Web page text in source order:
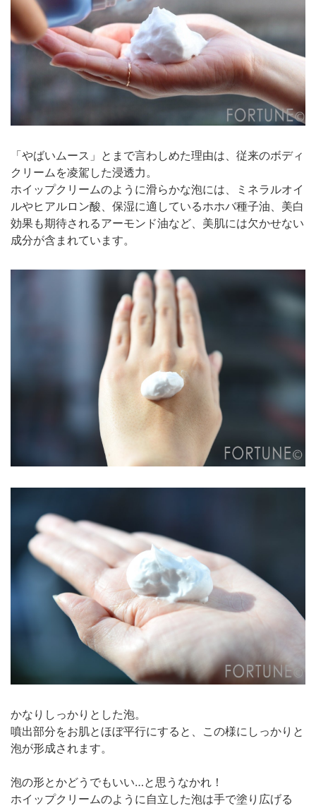
「やばいムース」とまで言わしめた理由は、従来のボディ
クリームを凌駕した浸透力。
ホイップクリームのように滑らかな泡には、ミネラルオイ
ルやヒアルロン酸、保湿に適しているホホバ種子油、美白
効果も期待されるアーモンド油など、美肌には欠かせない
成分が含まれています。
かなりしっかりとした泡。
噴出部分をお肌とほぼ平行にすると、この様にしっかりと
泡が形成されます。
泡の形とかどうでもいい…と思うなかれ！
ホイップクリームのように自立した泡は手で塗り広げる